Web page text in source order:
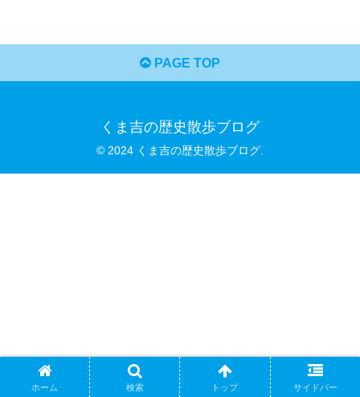
PAGE TOP
くま吉の歴史散歩ブログ
© 2024 くま吉の歴史散歩ブログ.
ホーム 検索 トップ サイドバー